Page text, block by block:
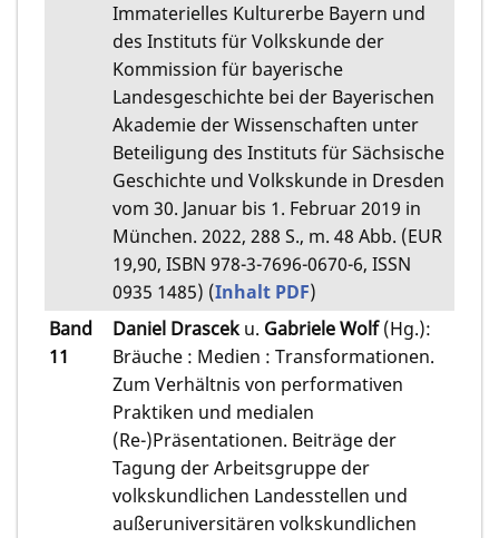
Immaterielles Kulturerbe Bayern und
des Instituts für Volkskunde der
Kommission für bayerische
Landesgeschichte bei der Bayerischen
Akademie der Wissenschaften unter
Beteiligung des Instituts für Sächsische
Geschichte und Volkskunde in Dresden
vom 30. Januar bis 1. Februar 2019 in
München. 2022, 288 S., m. 48 Abb. (EUR
19,90, ISBN 978-3-7696-0670-6, ISSN
0935 1485) (Inhalt PDF)
Band
11
Daniel Drascek u. Gabriele Wolf(Hg.):
Bräuche : Medien : Transformationen.
Zum Verhältnis von performativen
Praktiken und medialen
(Re‑)Präsentationen. Beiträge der
Tagung der Arbeitsgruppe der
volkskundlichen Landesstellen und
außeruniversitären volkskundlichen